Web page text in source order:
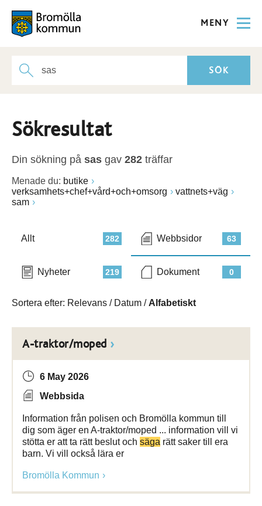
MENY
Sökresultat
Din sökning på sas gav 282 träffar
Menade du: butike
verksamhets+chef+vård+och+omsorg
vattnets+väg
sam
282
Allt 63
Webbsidor
219
Nyheter 0
Dokument
Sortera efter: Relevans / Datum / Alfabetiskt
A-traktor/moped
6 May 2026
Webbsida
Information från polisen och Bromölla kommun till
dig som äger en A-traktor/moped ... information vill vi
stötta er att ta rätt beslut och säga rätt saker till era
barn. Vi vill också lära er
Bromölla Kommun